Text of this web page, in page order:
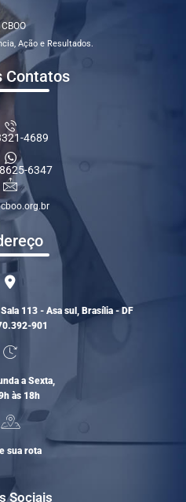
CBOO
Ação e Resultados.
Contatos
4689
6347
113 - Asa sul, Brasília - DF
901
a Sexta,
às 18h
sua rota
Sociais